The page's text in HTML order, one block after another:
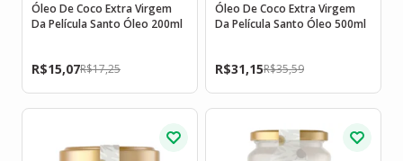
Óleo De Coco Extra Virgem
Da Película Santo Óleo 200ml
R$17,25
R$15,07
Óleo De Coco Extra Virgem
Da Película Santo Óleo 500ml
R$35,59
R$31,15